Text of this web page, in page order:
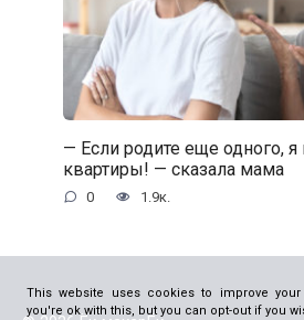
— Если родите еще одного,
квартиры! — сказала мама
0 1.9к.
This website uses cookies to improve
you're ok with this, but you can opt-out if you